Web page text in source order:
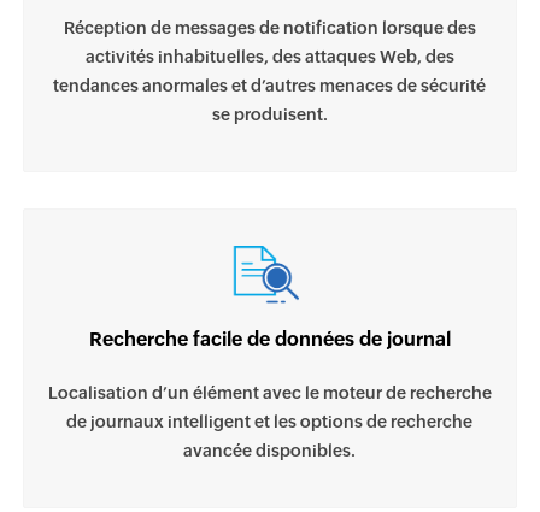
Réception de messages de notification lorsque des
activités inhabituelles, des attaques Web, des
tendances anormales et d’autres menaces de sécurité
se produisent.
Recherche facile de données de journal
Localisation d’un élément avec le moteur de recherche
de journaux intelligent et les options de recherche
avancée disponibles.